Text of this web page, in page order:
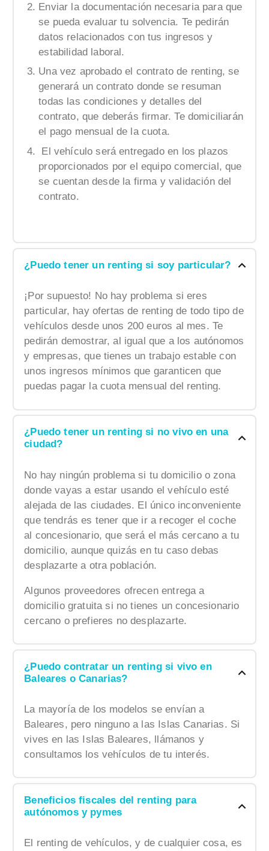
Enviar la documentación necesaria para que
se pueda evaluar tu solvencia. Te pedirán
datos relacionados con tus ingresos y
estabilidad laboral.
Una vez aprobado el contrato de renting, se
generará un contrato donde se resuman
todas las condiciones y detalles del
contrato, que deberás firmar. Te domiciliarán
el pago mensual de la cuota.
El vehículo será entregado en los plazos
proporcionados por el equipo comercial, que
se cuentan desde la firma y validación del
contrato.
¿Puedo tener un renting si soy particular?
¡Por supuesto! No hay problema si eres
particular, hay ofertas de renting de todo tipo de
vehículos desde unos 200 euros al mes. Te
pedirán demostrar, al igual que a los autónomos
y empresas, que tienes un trabajo estable con
unos ingresos mínimos que garanticen que
puedas pagar la cuota mensual del renting.
¿Puedo tener un renting si no vivo en una
ciudad?
No hay ningún problema si tu domicilio o zona
donde vayas a estar usando el vehículo esté
alejada de las ciudades. El único inconveniente
que tendrás es tener que ir a recoger el coche
al concesionario, que será el más cercano a tu
domicilio, aunque quizás en tu caso debas
desplazarte a otra población.
Algunos proveedores ofrecen entrega a
domicilio gratuita si no tienes un concesionario
cercano o prefieres no desplazarte.
¿Puedo contratar un renting si vivo en
Baleares o Canarias?
La mayoría de los modelos se envían a
Baleares, pero ninguno a las Islas Canarias. Si
vives en las Islas Baleares, llámanos y
consultamos los vehículos de tu interés.
Beneficios fiscales del renting para
autónomos y pymes
El renting de vehículos, y de cualquier cosa, es